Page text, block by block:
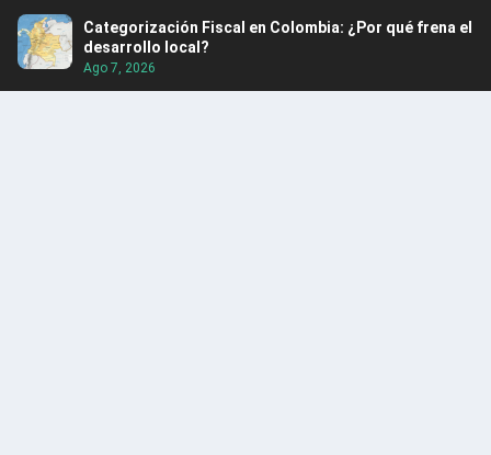
Categorización Fiscal en Colombia: ¿Por qué frena el
desarrollo local?
Ago 7, 2026